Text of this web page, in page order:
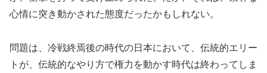
心情に突き動かされた態度だったかもしれない。
問題は、冷戦終焉後の時代の日本において、伝統的エリー
トが、伝統的なやり方で権力を動かす時代は終わってしま